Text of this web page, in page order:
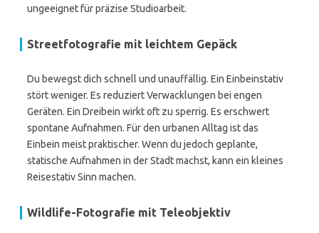
ungeeignet für präzise Studioarbeit.
Streetfotografie mit leichtem Gepäck
Du bewegst dich schnell und unauffällig. Ein Einbeinstativ
stört weniger. Es reduziert Verwacklungen bei engen
Geräten. Ein Dreibein wirkt oft zu sperrig. Es erschwert
spontane Aufnahmen. Für den urbanen Alltag ist das
Einbein meist praktischer. Wenn du jedoch geplante,
statische Aufnahmen in der Stadt machst, kann ein kleines
Reisestativ Sinn machen.
Wildlife-Fotografie mit Teleobjektiv